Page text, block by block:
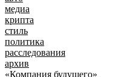
медиа
крипта
стиль
политика
расследования
архив
«Компания будущего»